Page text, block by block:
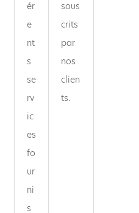
ér
e
nt
s
se
rv
ic
es
fo
ur
ni
s
sous
crits
par
nos
clien
ts.